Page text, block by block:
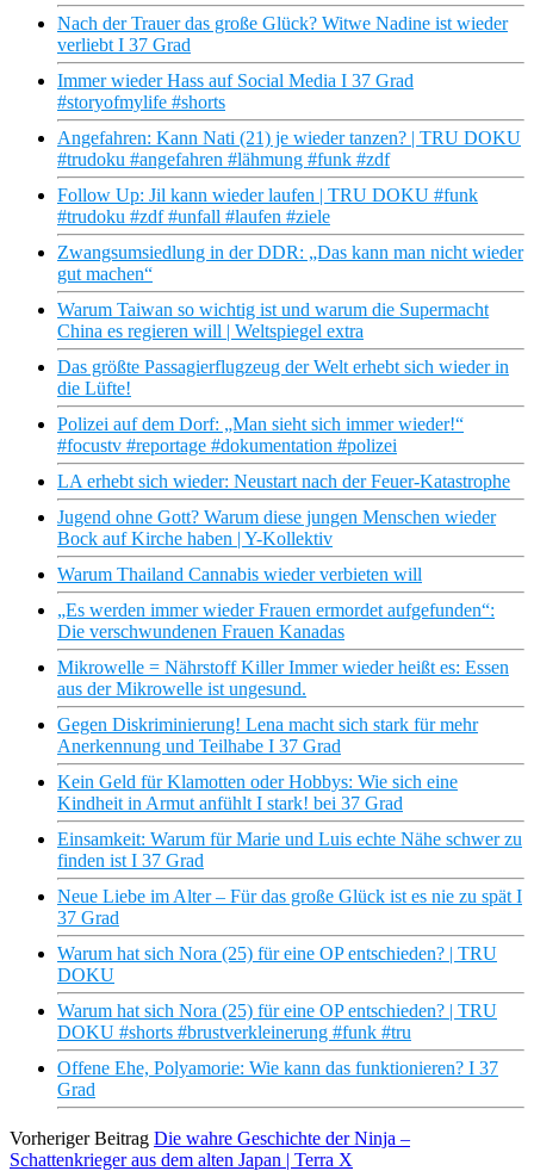
Nach der Trauer das große Glück? Witwe Nadine ist wieder
verliebt I 37 Grad
Immer wieder Hass auf Social Media I 37 Grad
#storyofmylife #shorts
Angefahren: Kann Nati (21) je wieder tanzen? | TRU DOKU
#trudoku #angefahren #lähmung #funk #zdf
Follow Up: Jil kann wieder laufen | TRU DOKU #funk
#trudoku #zdf #unfall #laufen #ziele
Zwangsumsiedlung in der DDR: „Das kann man nicht wieder
gut machen“
Warum Taiwan so wichtig ist und warum die Supermacht
China es regieren will | Weltspiegel extra
Das größte Passagierflugzeug der Welt erhebt sich wieder in
die Lüfte!
Polizei auf dem Dorf: „Man sieht sich immer wieder!“
#focustv #reportage #dokumentation #polizei
LA erhebt sich wieder: Neustart nach der Feuer-Katastrophe
Jugend ohne Gott? Warum diese jungen Menschen wieder
Bock auf Kirche haben | Y-Kollektiv
Warum Thailand Cannabis wieder verbieten will
„Es werden immer wieder Frauen ermordet aufgefunden“:
Die verschwundenen Frauen Kanadas
Mikrowelle = Nährstoff Killer Immer wieder heißt es: Essen
aus der Mikrowelle ist ungesund.
Gegen Diskriminierung! Lena macht sich stark für mehr
Anerkennung und Teilhabe I 37 Grad
Kein Geld für Klamotten oder Hobbys: Wie sich eine
Kindheit in Armut anfühlt I stark! bei 37 Grad
Einsamkeit: Warum für Marie und Luis echte Nähe schwer zu
finden ist I 37 Grad
Neue Liebe im Alter – Für das große Glück ist es nie zu spät I
37 Grad
Warum hat sich Nora (25) für eine OP entschieden? | TRU
DOKU
Warum hat sich Nora (25) für eine OP entschieden? | TRU
DOKU #shorts #brustverkleinerung #funk #tru
Offene Ehe, Polyamorie: Wie kann das funktionieren? I 37
Grad
Vorheriger Beitrag Die wahre Geschichte der Ninja –
Schattenkrieger aus dem alten Japan | Terra X